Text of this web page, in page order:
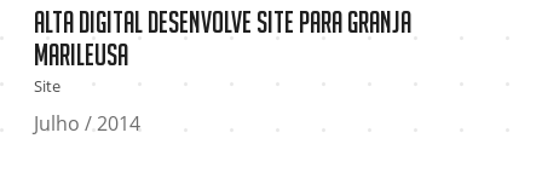
Alta Digital desenvolve site para Granja
Marileusa
Site
Julho / 2014